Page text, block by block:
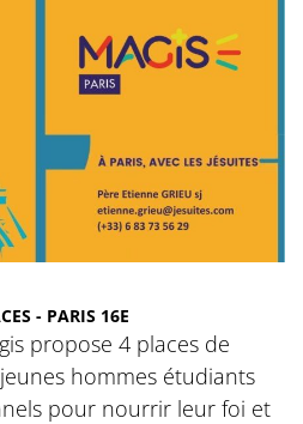
- PARIS 16E
propose 4 places de
hommes étudiants
pour nourrir leur foi et